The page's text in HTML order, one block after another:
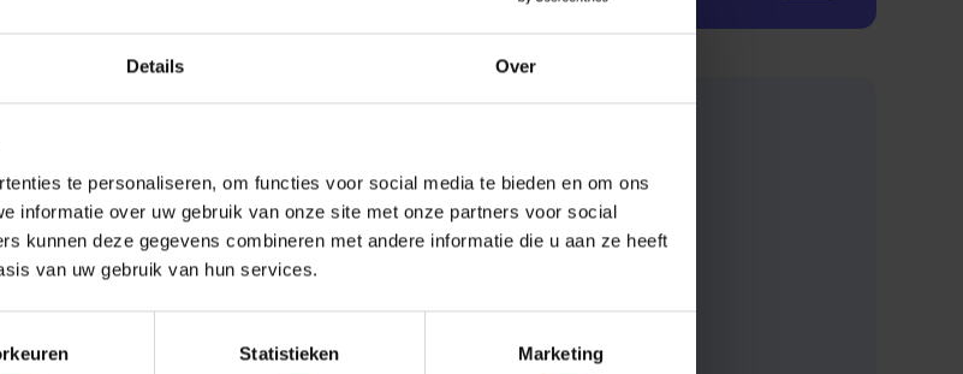
Details Over
te personaliseren, om functies voor social media te bieden en om ons
informatie over uw gebruik van onze site met onze partners voor social
kunnen deze gegevens combineren met andere informatie die u aan ze heeft
van uw gebruik van hun services.
Statistieken Marketing